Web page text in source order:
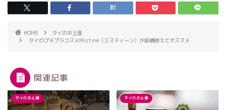
HOME
タイのお土産
タイのプチプラコスメMistine（ミスティーン）が結構使えてオススメ
関連記事
タイのお土産 タイのお土産